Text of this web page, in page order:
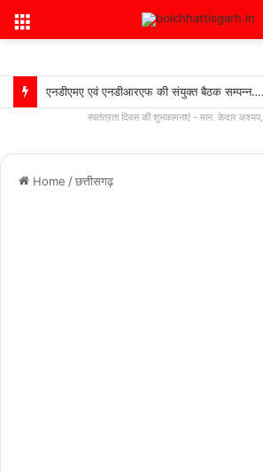
एनडीएमए एवं एनडीआरएफ की संयुक्त बैठक
स्वतंत्रता दिवस की शुभकामनाएं - मान. केदार
Home /छत्तीसगढ़